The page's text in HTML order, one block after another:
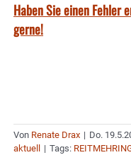
Haben Sie einen Fehler
gerne!
Von Renate Drax | Do.
aktuell
| Tags: